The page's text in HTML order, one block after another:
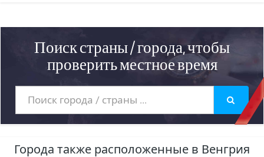
Поиск страны / города, чтобы
проверить местное время
Города также расположенные в Венгрия